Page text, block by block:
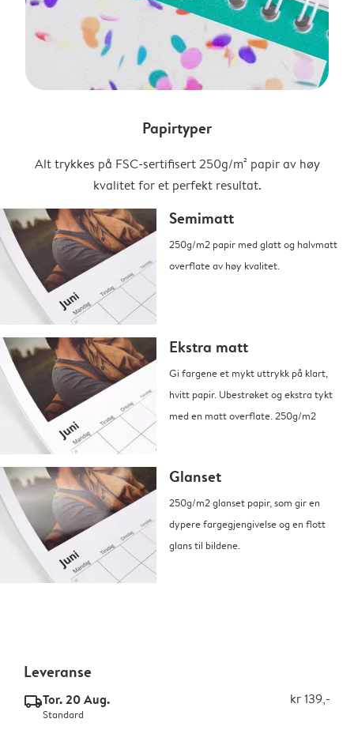
Papirtyper
Alt trykkes på FSC-sertifisert 250g/m² papir av høy
kvalitet for et perfekt resultat.
Semimatt
250g/m2 papir med glatt og halvmatt
overflate av høy kvalitet.
Ekstra matt
Gi fargene et mykt uttrykk på klart,
hvitt papir. Ubestrøket og ekstra tykt
med en matt overflate. 250g/m2
Glanset
250g/m2 glanset papir, som gir en
dypere fargegjengivelse og en flott
glans til bildene.
Leveranse
delivery_standard_v2Tor. 20 Aug. kr 139,-
Standard